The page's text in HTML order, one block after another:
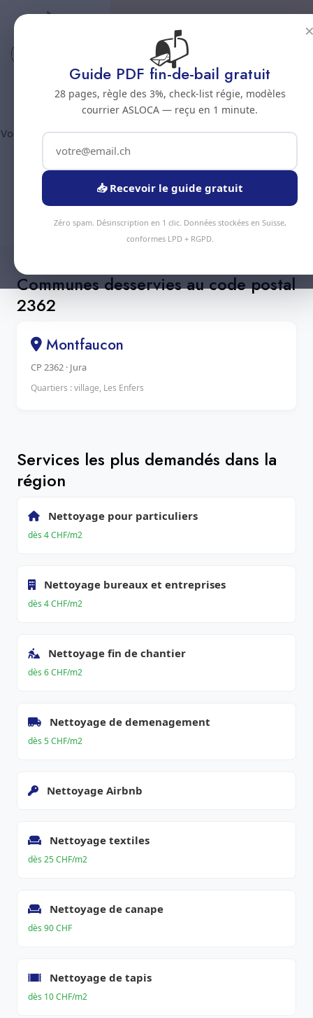
Code postal 2362
Nettoyage professionnel -
Code postal 2362
Vous êtes au code postal2362? Chez Nous Clean intervient dans
la commune de :Montfaucon
prestations disponibles, devis gratuit sous 24h.
Devis Instantané +41 78 319 32 82
Communes desservies au code postal
2362
Montfaucon
CP 2362 · Jura
Quartiers : village, Les Enfers
Services les plus demandés dans la
région
Nettoyage pour particuliers
dès 4 CHF/m2
Nettoyage bureaux et entreprises
dès 4 CHF/m2
Nettoyage fin de chantier
dès 6 CHF/m2
Nettoyage de demenagement
dès 5 CHF/m2
Nettoyage Airbnb
Nettoyage textiles
dès 25 CHF/m2
Nettoyage de canape
dès 90 CHF
Nettoyage de tapis
dès 10 CHF/m2
📬
Guide PDF fin-de-bail gratuit
28 pages, règle des 3%, check-list régie, modèles
courrier ASLOCA — reçu en 1 minute.
📥 Recevoir le guide gratuit
Zéro spam. Désinscription en 1 clic. Données stockées en Suisse,
conformes LPD + RGPD.